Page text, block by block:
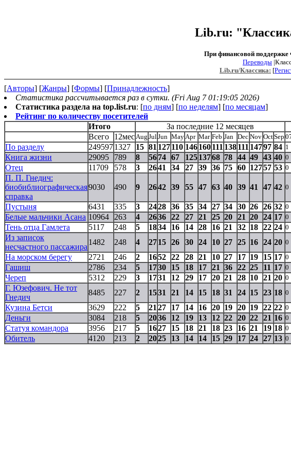
Lib.ru:
При финансовой поддержке
Переводы
Lib.ru/Классика: [
[Авторы] [Жанры] [Формы] [Принадлежность]
Статистика рассчитывается раз в сутки. (Fri Aug 7 01:19:05 2026)
Статистика раздела на top.list.ru: [по дням] [по неделям] [по месяцам]
Рейтинг по количеству посетителей
Итого
За последние 12 месяцев
Всего
12мес Aug Jul Jun May Apr Mar Feb Jan Dec Nov OctSep
По разделу 2495971327 15 81 127110 146160111 138111 14797 84 1
Книга жизни 29095 789 8 5674 67 12513768 78 44 49 43 40 0
Отец 11709 578 3 2641 34 27 39 36 75 60 12757 53 0
П. П. Гнедич:
биобиблиографическая
справка
9030 490 9 2642 39 55 47 63 40 39 41 47 42 0
Пустыня 6431 335 3 2428 36 35 34 27 34 30 26 26 32 0
Белые мальчики Асана 10964 263 4 2636 22 27 21 25 20 21 20 24 17 0
Тень отца Гамлета 5117 248 5 1834 16 14 28 16 21 32 18 22 24 0
Из записок
несчастного пассажира
1482 248 4 2715 26 30 24 10 27 25 16 24 20 0
На морском берегу 2721 246 2 1652 22 28 21 10 27 17 19 15 17 0
Гашиш 2786 234 5 1730 15 18 17 21 36 22 25 11 17 0
Череп 5312 229 3 1731 12 29 17 20 21 28 10 21 20 0
Г. Юзефович. Не тот
Гнедич
8485 227 2 1531 21 14 15 18 31 24 15 23 18 0
Кузина Бетси 3629 222 5 21 27 17 14 16 20 19 20 19 22 22 0
Деньги 3084 218 5 2036 12 19 13 12 22 20 22 21 16 0
Статуя командора 3956 217 5 1627 15 18 21 18 23 16 21 19 18 0
Обитель 4120 213 2 2025 13 14 14 15 29 17 24 27 13 0